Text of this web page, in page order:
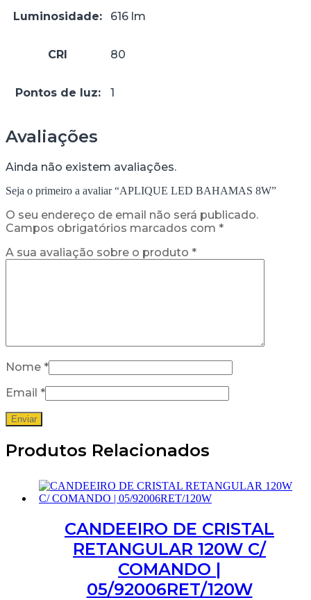
Luminosidade: 616 lm
CRI 80
Pontos de luz: 1
Avaliações
Ainda não existem avaliações.
Seja o primeiro a avaliar “APLIQUE LED BAHAMAS 8W”
O seu endereço de email não será publicado.
Campos obrigatórios marcados com *
A sua avaliação sobre o produto *
Nome *
Email *
Produtos Relacionados
CANDEEIRO DE CRISTAL
RETANGULAR 120W C/
COMANDO |
05/92006RET/120W